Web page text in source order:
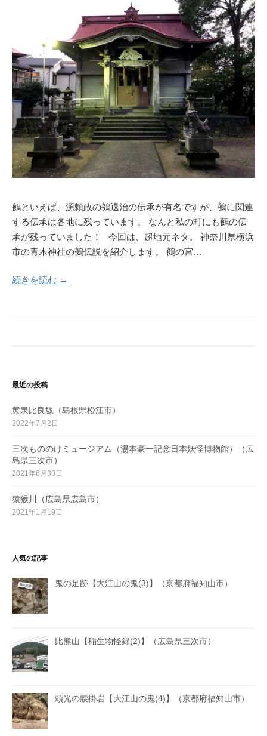
鵺といえば、源頼政の鵺退治の伝承が有名ですが、鵺に関連
する伝承は各地に残っています。 なんと私の町にも鵺の伝
承が残っていました！ 今回は、超地元ネタ。 神奈川県横浜
市の青木神社の鵺伝説を紹介します。 鵺の宮…
続きを読む →
最近の投稿
黄泉比良坂（島根県松江市）
2022年7月2日
三次もののけミュージアム（湯本豪一記念日本妖怪博物館）（広
島県三次市）
2021年6月30日
猿猴川（広島県広島市）
2021年1月19日
人気の記事
鬼の足跡【大江山の鬼(3)】（京都府福知山市）
比熊山【稲生物怪録(2)】（広島県三次市）
頼光の腰掛岩【大江山の鬼(4)】（京都府福知山市）